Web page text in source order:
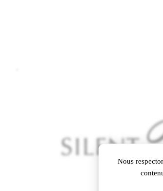
Nous